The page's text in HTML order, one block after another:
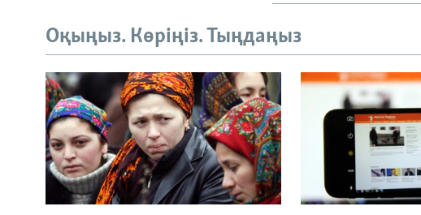
Оқыңыз. Көріңіз. Тыңдаңыз